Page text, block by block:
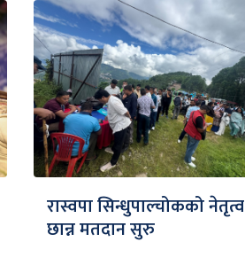
रास्वपा सिन्धुपाल्चोकको नेतृत्व
छान्न मतदान सुरु